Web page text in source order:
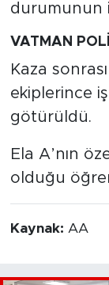
durumunun
VATMAN
Kaza
ekiplerince
götürüldü.
Ela A’nın
olduğu
Kaynak: AA